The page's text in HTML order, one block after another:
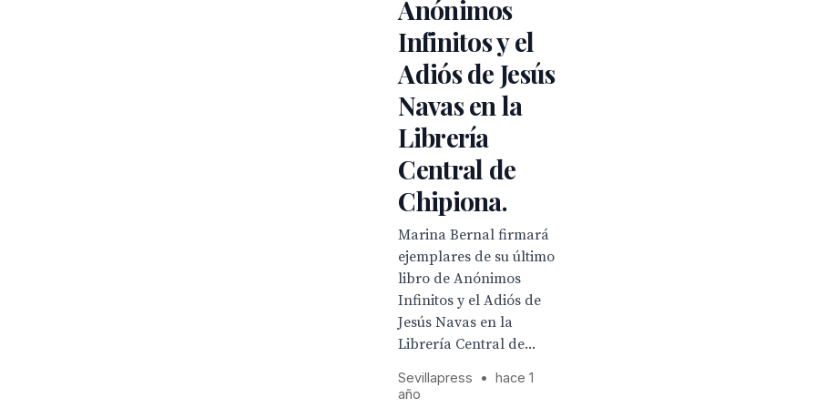
Anónimos
Infinitos y el
Adiós de Jesús
Navas en la
Librería
Central de
Chipiona.
Marina Bernal firmará
ejemplares de su último
libro de Anónimos
Infinitos y el Adiós de
Jesús Navas en la
Librería Central de...
Sevillapress •
hace 1
año